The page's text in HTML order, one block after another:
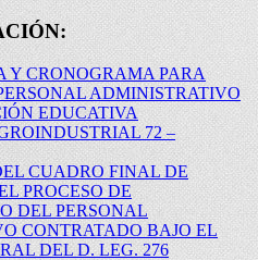
Y CRONOGRAMA PARA
ADMINISTRATIVO
EDUCATIVA
72 –
CUADRO FINAL DE
PROCESO DE
DEL PERSONAL
CONTRATADO BAJO EL
DEL D. LEG. 276